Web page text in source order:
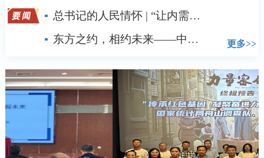
总书记的人民情怀 | “让内需成为经济发展的主动力”
东方之约，相约未来——中国元首外交的世界情怀与大国气派
更多>>